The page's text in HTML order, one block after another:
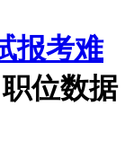
报考难
职位数据